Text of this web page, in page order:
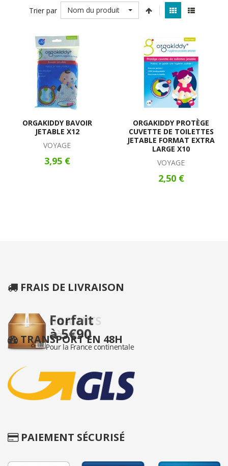
Trier par Nom du produit
ORGAKIDDY BAVOIR
JETABLE X12
VOYAGE
3,95 €
ORGAKIDDY PROTÈGE
CUVETTE DE TOILETTES
JETABLE FORMAT EXTRA
LARGE X10
VOYAGE
2,50 €
FRAIS DE LIVRAISON
TRANSPORT EN 48H
PAIEMENT SÉCURISÉ